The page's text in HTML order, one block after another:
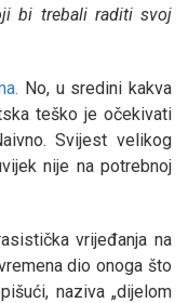
bi trebali raditi svoj
No, u sredini kakva
teško je očekivati
Svijest velikog
nije na potrebnoj
vrijeđanja na
dio onoga što
naziva „dijelom